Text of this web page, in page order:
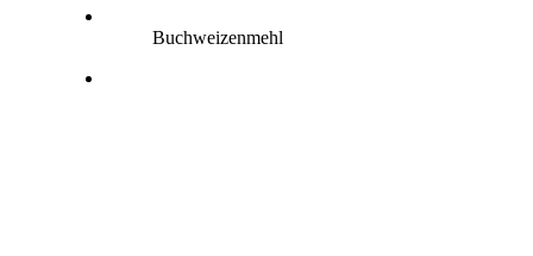
Buchweizenmehl